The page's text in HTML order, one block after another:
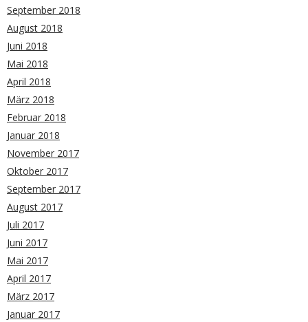
September 2018
August 2018
Juni 2018
Mai 2018
April 2018
März 2018
Februar 2018
Januar 2018
November 2017
Oktober 2017
September 2017
August 2017
Juli 2017
Juni 2017
Mai 2017
April 2017
März 2017
Januar 2017